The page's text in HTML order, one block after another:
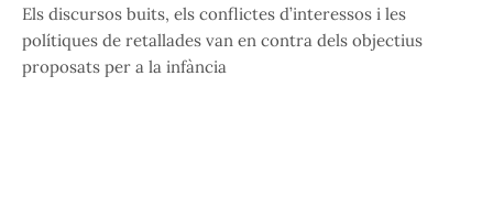
Els discursos buits, els conflictes d’interessos i les
polítiques de retallades van en contra dels objectius
proposats per a la infància